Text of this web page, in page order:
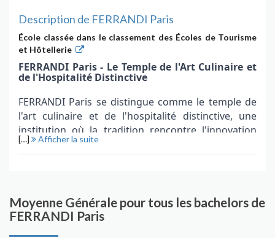
Description de FERRANDI Paris
École classée dans le classement des Écoles de Tourisme
et Hôtellerie
FERRANDI Paris - Le Temple de l'Art Culinaire et
de l'Hospitalité Distinctive
FERRANDI Paris se distingue comme le temple de
l'art culinaire et de l'hospitalité distinctive, une
institution où la tradition rencontre l'innovation
pour former les artisans exceptionnels du monde
tout en restant à l'avant-garde des tendances
contemporaines.
[…] Afficher la suite
Moyenne Générale pour tous les bachelors de
FERRANDI Paris